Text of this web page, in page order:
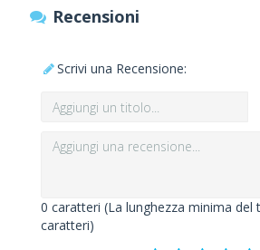
Recensioni
Scrivi una Recensione:
0 caratteri (La lunghezza minima del
caratteri)